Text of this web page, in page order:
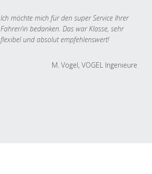
Ich möchte mich für den super Service Ihrer
Fahrer/in bedanken. Das war Klasse, sehr
flexibel und absolut empfehlenswert!
M. Vogel, VOGEL Ingenieure